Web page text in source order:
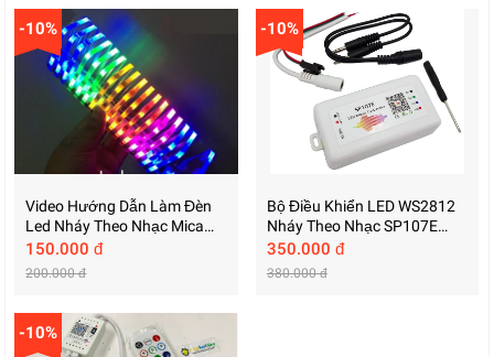
-10%
Video Hướng Dẫn Làm Đèn
Led Nháy Theo Nhạc Mica
Tháp
150.000 đ
200.000 đ
-10%
Bộ Điều Khiển LED WS2812
Nháy Theo Nhạc SP107E
App Bluetooth 5 - 24V
350.000 đ
380.000 đ
-10%